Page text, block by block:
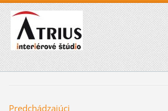
Predchádzajúci